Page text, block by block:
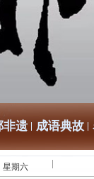
非遗 成语典故
期六